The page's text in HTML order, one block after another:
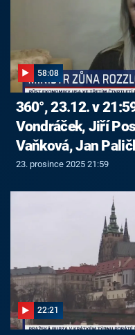
58:08
360°, 23.12. v
Vondráček, Jiří
Vaňková, Jan
23. prosince 2025 21:59
22:21